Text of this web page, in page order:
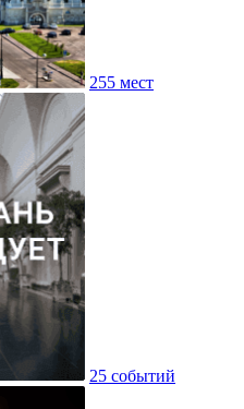
255 мест
25 событий